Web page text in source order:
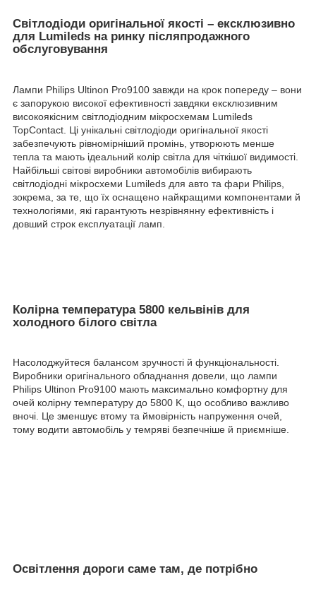
Світлодіоди оригінальної якості – ексклюзивно
для Lumileds на ринку післяпродажного
обслуговування
Лампи Philips Ultinon Pro9100 завжди на крок попереду – вони
є запорукою високої ефективності завдяки ексклюзивним
високоякісним світлодіодним мікросхемам Lumileds
TopContact. Ці унікальні світлодіоди оригінальної якості
забезпечують рівномірніший промінь, утворюють менше
тепла та мають ідеальний колір світла для чіткішої видимості.
Найбільші світові виробники автомобілів вибирають
світлодіодні мікросхеми Lumileds для авто та фари Philips,
зокрема, за те, що їх оснащено найкращими компонентами й
технологіями, які гарантують незрівнянну ефективність і
довший строк експлуатації ламп.
Колірна температура 5800 кельвінів для
холодного білого світла
Насолоджуйтеся балансом зручності й функціональності.
Виробники оригінального обладнання довели, що лампи
Philips Ultinon Pro9100 мають максимально комфортну для
очей колірну температуру до 5800 K, що особливо важливо
вночі. Це зменшує втому та ймовірність напруження очей,
тому водити автомобіль у темряві безпечніше й приємніше.
Освітлення дороги саме там, де потрібно